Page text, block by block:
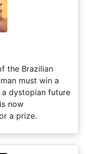
the Brazilian
must win a
dystopian future
now
a prize.